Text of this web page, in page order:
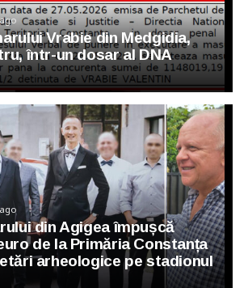
Vrabie din Medgidia,
într-un dosar al DNA
din Agigea împușcă
de la Primăria Constanța
arheologice pe stadionul